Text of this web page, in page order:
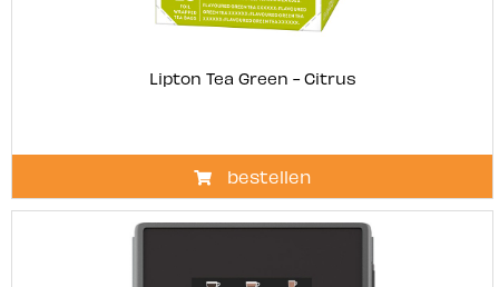
Lipton Tea Green - Citrus
bestellen